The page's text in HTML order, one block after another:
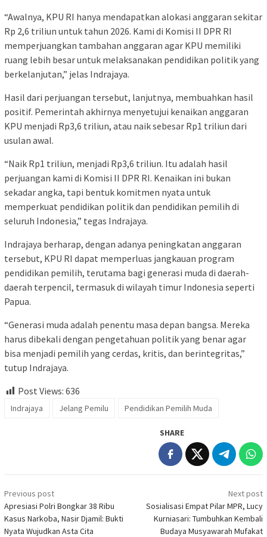
“Awalnya, KPU RI hanya mendapatkan alokasi anggaran sekitar
Rp 2,6 triliun untuk tahun 2026. Kami di Komisi II DPR RI
memperjuangkan tambahan anggaran agar KPU memiliki
ruang lebih besar untuk melaksanakan pendidikan politik yang
berkelanjutan,” jelas Indrajaya.
Hasil dari perjuangan tersebut, lanjutnya, membuahkan hasil
positif. Pemerintah akhirnya menyetujui kenaikan anggaran
KPU menjadi Rp3,6 triliun, atau naik sebesar Rp1 triliun dari
usulan awal.
“Naik Rp1 triliun, menjadi Rp3,6 triliun. Itu adalah hasil
perjuangan kami di Komisi II DPR RI. Kenaikan ini bukan
sekadar angka, tapi bentuk komitmen nyata untuk
memperkuat pendidikan politik dan pendidikan pemilih di
seluruh Indonesia,” tegas Indrajaya.
Indrajaya berharap, dengan adanya peningkatan anggaran
tersebut, KPU RI dapat memperluas jangkauan program
pendidikan pemilih, terutama bagi generasi muda di daerah-
daerah terpencil, termasuk di wilayah timur Indonesia seperti
Papua.
“Generasi muda adalah penentu masa depan bangsa. Mereka
harus dibekali dengan pengetahuan politik yang benar agar
bisa menjadi pemilih yang cerdas, kritis, dan berintegritas,”
tutup Indrajaya.
Post Views: 636
Indrajaya Jelang Pemilu Pendidikan Pemilih Muda
SHARE
Post
navigation
Previous post
Apresiasi Polri Bongkar 38 Ribu
Kasus Narkoba, Nasir Djamil: Bukti
Nyata Wujudkan Asta Cita
Next post
Sosialisasi Empat Pilar MPR, Lucy
Kurniasari: Tumbuhkan Kembali
Budaya Musyawarah Mufakat